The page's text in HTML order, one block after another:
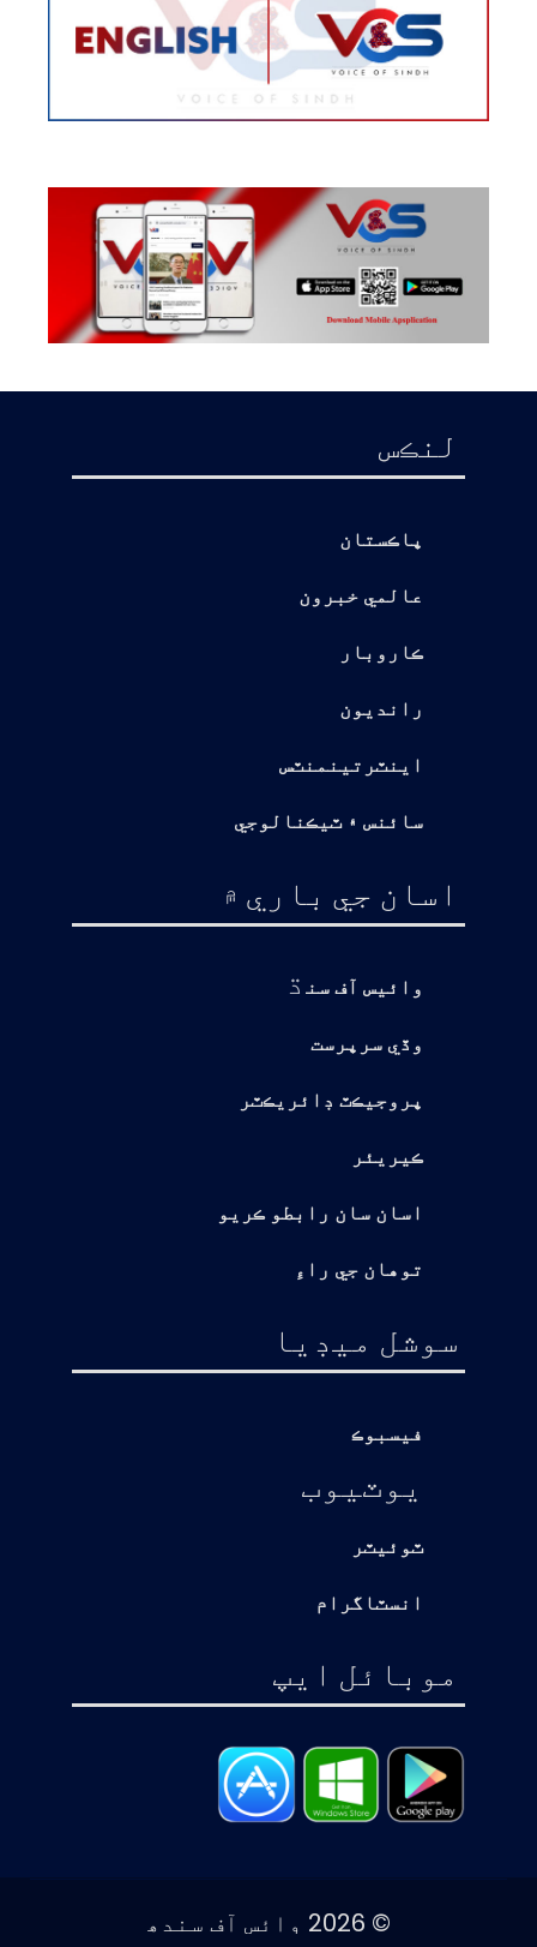
لنڪس
پاڪستان
عالمي خبرون
ڪاروبار
رانديون
اينٽرتينمنٽس
سائنس ۽ ٽيڪنالوجي
اسان جي باري ۾
وائيس آف سن ڌ
وڏي سرپرست
پروجيڪٽ ڊائريڪٽر
ڪيريئر
اسان سان رابطو ڪريو
توهان جي راءِ
سوشل ميڊيا
فيسبوڪ
يوٽيوب
ٽوئيٽر
انسٽاگرام
موبائل ايپ
© 2026 وائس آف سندھ